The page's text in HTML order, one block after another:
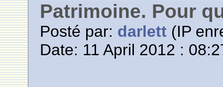
Patrimoine. Pour
Posté par: darlett (IP
Date: 11 April 2012 :